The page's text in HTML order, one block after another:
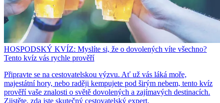
HOSPODSKÝ KVÍZ: Myslíte si, že o dovolených víte všechno?
Tento kvíz vás rychle prověří
Připravte se na cestovatelskou výzvu. Ať už vás láká moře,
majestátní hory, nebo raději kempujete pod širým nebem, tento kvíz
prověří vaše znalosti o světě dovolených a zajímavých destinacích.
Zjistěte, zda jste skutečný cestovatelský expert.